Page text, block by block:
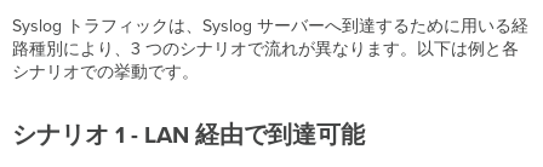
Syslog トラフィックは、Syslog サーバーへ到達するために用いる経
路種別により、3 つのシナリオで流れが異なります。以下は例と各
シナリオでの挙動です。
シナリオ 1 - LAN 経由で到達可能